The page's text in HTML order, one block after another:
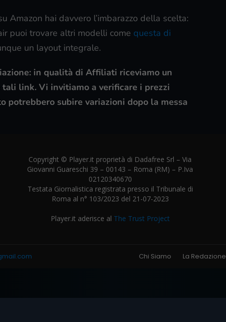
Amazon hai davvero l’imbarazzo della scelta:
puoi trovare altri modelli come questa di
un layout integrale.
in qualità di Affiliati riceviamo un
link. Vi invitiamo a verificare i prezzi
subire variazioni dopo la messa
Copyright © Player.it proprietà di Dadafree Srl – Via
Giovanni Guareschi 39 – 00143 – Roma (RM) – P.Iva
02120340670
Testata Giornalistica registrata presso il Tribunale di
Roma al n° 103/2023 del 21-07-2023
Player.it aderisce al The Trust Project
Chi Siamo La Redazione